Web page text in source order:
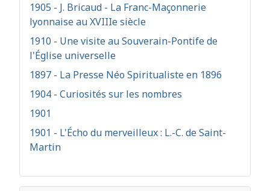
1905 - J. Bricaud - La Franc-Maçonnerie
lyonnaise au XVIIIe siècle
1910 - Une visite au Souverain-Pontife de
l'Église universelle
1897 - La Presse Néo Spiritualiste en 1896
1904 - Curiosités sur les nombres
1901
1901 - L'Écho du merveilleux : L.-C. de Saint-
Martin